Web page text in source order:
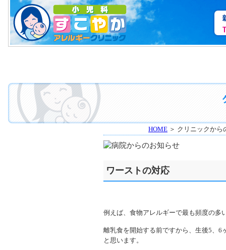
HOME ＞ クリニックか
ワーストの対応
例えば、食物アレルギーで最も頻度の多
離乳食を開始する前ですから、生後5、
と思います。